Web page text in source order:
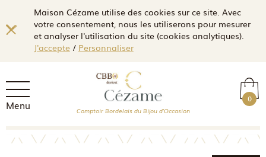
Maison Cézame utilise des cookies sur ce site. Avec
votre consentement, nous les utiliserons pour mesurer
et analyser l'utilisation du site (cookies analytiques).
J'accepte/ Personnaliser
Menu 0
Comptoir Bordelais du Bijou d'Occasion